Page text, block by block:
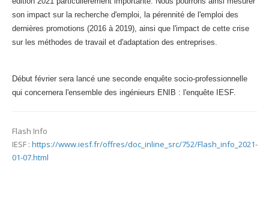
son impact sur la recherche d'emploi, la pérennité de l'emploi des
dernières promotions (2016 à 2019), ainsi que l'impact de cette crise
sur les méthodes de travail et d'adaptation des entreprises.
Début février sera lancé une seconde enquête socio-professionnelle
qui concernera l'ensemble des ingénieurs ENIB : l'enquête IESF.
Flash Info
IESF : https://www.iesf.fr/offres/doc_inline_src/752/Flash_info_2021-
01-07.html